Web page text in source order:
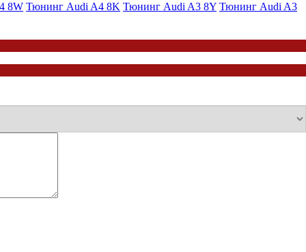
8W Тюнинг Audi A4 8K Тюнинг Audi A3 8Y Тюнинг Audi A3